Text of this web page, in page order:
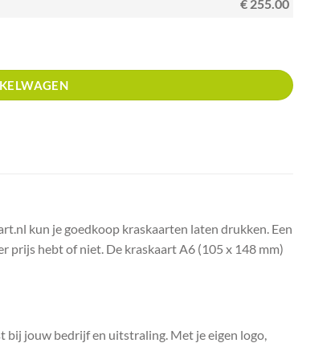
€ 255.00
kun je goedkoop kraskaarten laten drukken. Een
prijs hebt of niet. De kraskaart A6 (105 x 148 mm)
bij jouw bedrijf en uitstraling. Met je eigen logo,